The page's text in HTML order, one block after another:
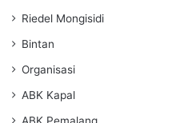
Riedel Mongisidi
Bintan
Organisasi
ABK Kapal
ABK Pemalang